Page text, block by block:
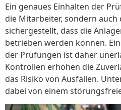
Ein genaues Einhalten der
die Mitarbeiter, sondern auch
sichergestellt, dass die
betrieben werden können.
der Prüfungen ist daher
Kontrollen erhöhen die
das Risiko von Ausfällen.
dabei von einem